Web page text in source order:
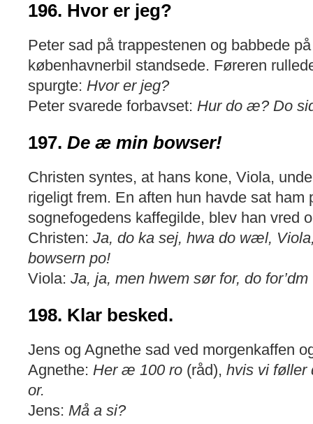
196. Hvor er jeg?
Peter sad på trappestenen og babbede
københavnerbil standsede. Føreren
spurgte: Hvor er jeg?
Peter svarede forbavset: Hur do æ? Do
197. De æ min bowser!
Christen syntes, at hans kone, Viola,
rigeligt frem. En aften hun havde sat ham
sognefogedens kaffegilde, blev han vred
Christen: Ja, do ka sej, hwa do wæl,
bowsern po!
Viola: Ja, ja, men hwem sør for, do for’dm
198. Klar besked.
Jens og Agnethe sad ved morgenkaffen
Agnethe: Her æ 100 ro (råd), hvis vi føller
or.
Jens: Må a si?